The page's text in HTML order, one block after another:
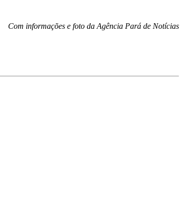
Com informações e foto da Agência Pará de Notícias